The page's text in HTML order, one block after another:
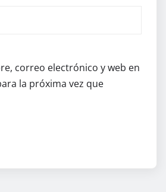
correo electrónico y web en
la próxima vez que